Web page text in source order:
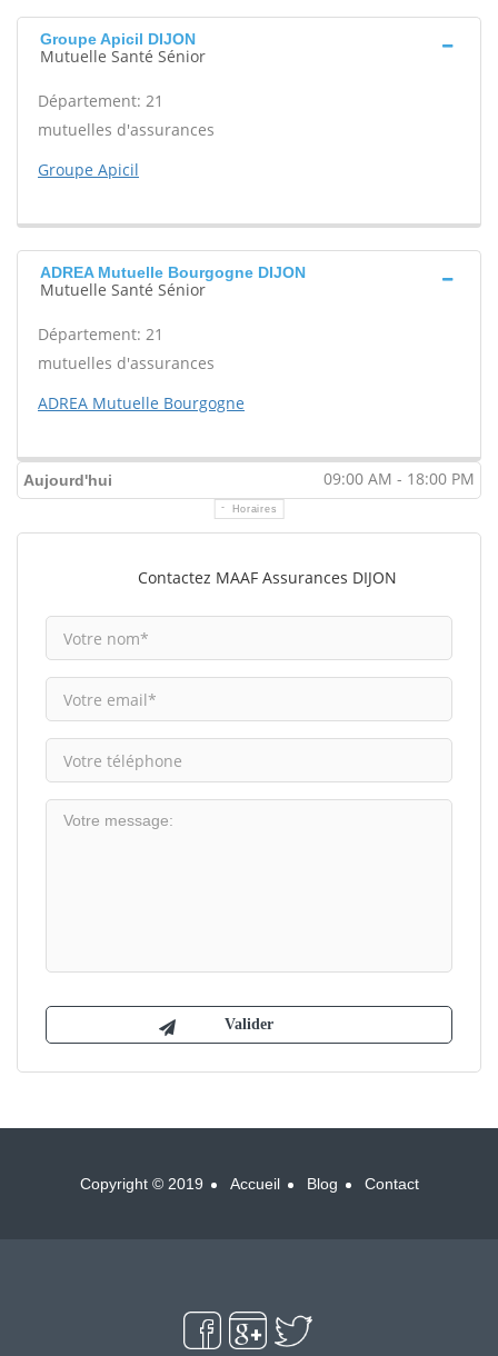
Groupe Apicil DIJON
Mutuelle Santé Sénior
Département: 21
mutuelles d'assurances
Groupe Apicil
ADREA Mutuelle Bourgogne DIJON
Mutuelle Santé Sénior
Département: 21
mutuelles d'assurances
ADREA Mutuelle Bourgogne
Aujourd'hui 09:00 AM - 18:00 PM
Horaires
Contactez MAAF Assurances DIJON
Copyright © 2019 Accueil Blog Contact